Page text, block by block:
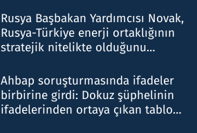
Rusya Başbakan Yardımcısı Novak,
Rusya-Türkiye enerji ortaklığının
stratejik nitelikte olduğunu
Ahbap soruşturmasında ifadeler
birbirine girdi: Dokuz şüphelinin
ifadelerinden ortaya çıkan tablo